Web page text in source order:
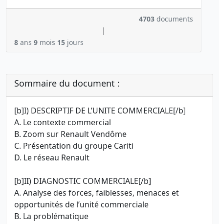
4703 documents
|
8 ans 9 mois 15 jours
Sommaire du document :
[b]I) DESCRIPTIF DE L’UNITE COMMERCIALE[/b]
A. Le contexte commercial
B. Zoom sur Renault Vendôme
C. Présentation du groupe Cariti
D. Le réseau Renault
[b]II) DIAGNOSTIC COMMERCIALE[/b]
A. Analyse des forces, faiblesses, menaces et
opportunités de l’unité commerciale
B. La problématique